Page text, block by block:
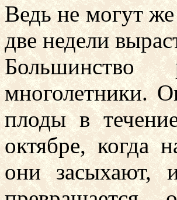
Ведь не могут же
две недели
многолетники.
плоды в
октябре, когда
они засыхают,